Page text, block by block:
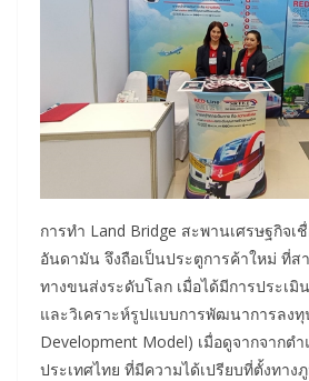
การทำ Land Bridge สะพานเศรษฐกิจเ
อันดามัน จึงถือเป็นประตูการค้าใหม่ ที่ส
ทางขนส่งระดับโลก เมื่อได้มีการประเ
และวิเคราะห์รูปแบบการพัฒนาการลงทุ
Development Model) เมื่อดูจากจากต
ประเทศไทย ที่มีความได้เปรียบที่ตั้งทา